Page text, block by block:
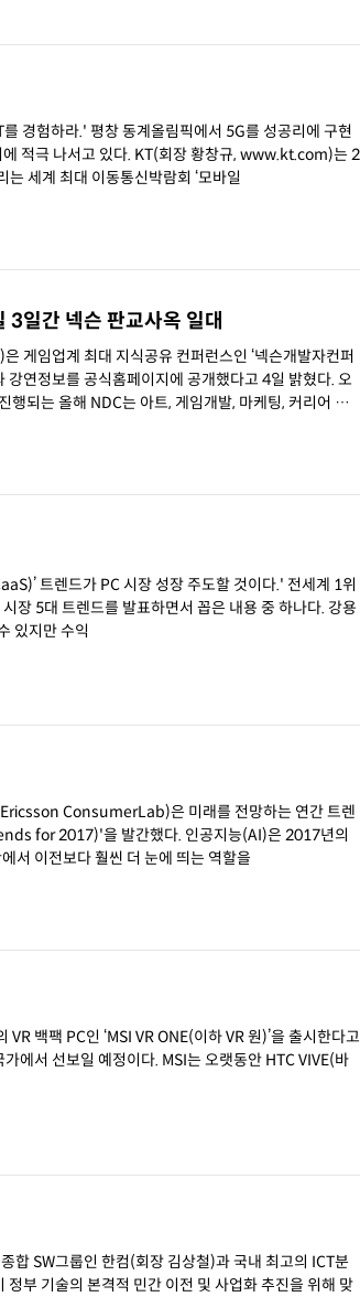
경험하라.' 평창 동계올림픽에서 5G를 성공리에 구현
황창규, www.kt.com)는 2
세계 최대 이동통신박람회 ‘모바일
일간 넥슨 판교사옥 일대
임업계 최대 지식공유 컨퍼런스인 ‘넥슨개발자컨퍼
정보를 공식홈페이지에 공개했다고 4일 밝혔다. 오
되는 올해 NDC는 아트, 게임개발, 마케팅, 커리어 관
드가 PC 시장 성장 주도할 것이다.' 전세계 1위
대 트렌드를 발표하면서 꼽은 내용 중 하나다. 강용
있지만 수익
ConsumerLab)은 미래를 전망하는 연간 트렌
간했다. 인공지능(AI)은 2017년의
서 이전보다 훨씬 더 눈에 띄는 역할을
백팩 PC인 ‘MSI VR ONE(이하 VR 원)’을 출시한다고
. MSI는 오랫동안 HTC VIVE(바
SW그룹인 한컴(회장 김상철)과 국내 최고의 ICT분
부 기술의 본격적 민간 이전 및 사업화 추진을 위해 맞